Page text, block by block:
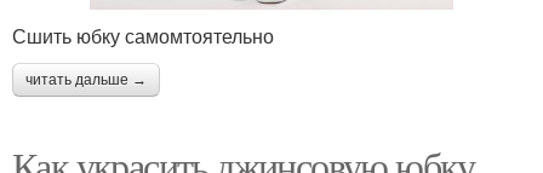
Сшить юбку самомтоятельно
читать дальше →